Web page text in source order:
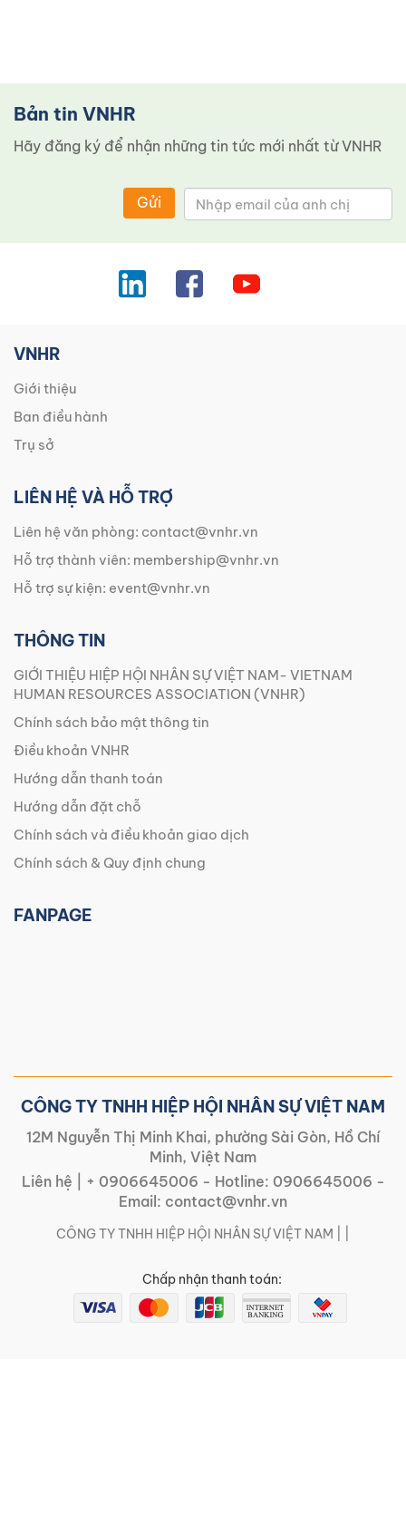
Bản tin VNHR
Hãy đăng ký để nhận những tin tức mới nhất từ ​​VNHR
Gửi
VNHR
Giới thiệu
Ban điều hành
Trụ sở
LIÊN HỆ VÀ HỖ TRỢ
Liên hệ văn phòng: contact@vnhr.vn
Hỗ trợ thành viên: membership@vnhr.vn
Hỗ trợ sự kiện: event@vnhr.vn
THÔNG TIN
GIỚI THIỆU HIỆP HỘI NHÂN SỰ VIỆT NAM- VIETNAM
HUMAN RESOURCES ASSOCIATION (VNHR)
Chính sách bảo mật thông tin
Điều khoản VNHR
Hướng dẫn thanh toán
Hướng dẫn đặt chỗ
Chính sách và điều khoản giao dịch
Chính sách & Quy định chung
FANPAGE
CÔNG TY TNHH HIỆP HỘI NHÂN SỰ VIỆT NAM
12M Nguyễn Thị Minh Khai, phường Sài Gòn, Hồ Chí
Minh, Việt Nam
Liên hệ |
+ 0906645006 - Hotline: 0906645006 -
Email: contact@vnhr.vn
CÔNG TY TNHH HIỆP HỘI NHÂN SỰ VIỆT NAM | |
Chấp nhận thanh toán: